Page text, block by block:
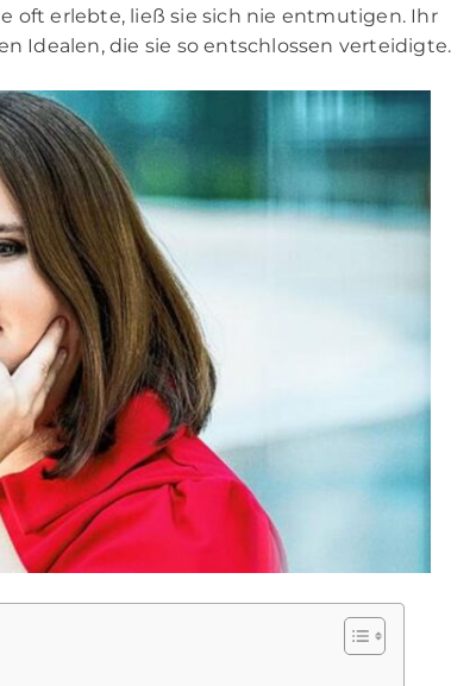
oft erlebte, ließ sie sich nie entmutigen. Ihr
Idealen, die sie so entschlossen verteidigte.